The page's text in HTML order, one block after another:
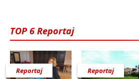
TOP 6 Reportaj
Reportaj Reportaj